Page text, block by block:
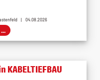
| 04.08.2026